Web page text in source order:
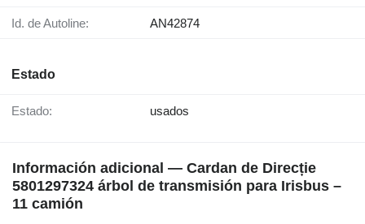
Id. de Autoline: AN42874
Estado
Estado: usados
Información adicional — Cardan de Direcție
5801297324 árbol de transmisión para Irisbus –
11 camión